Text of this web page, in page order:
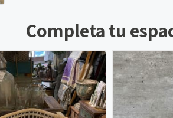
Completa tu